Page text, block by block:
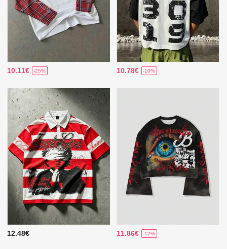
10.11€ -25% 10.78€ -10%
12.48€ 11.86€ -12%